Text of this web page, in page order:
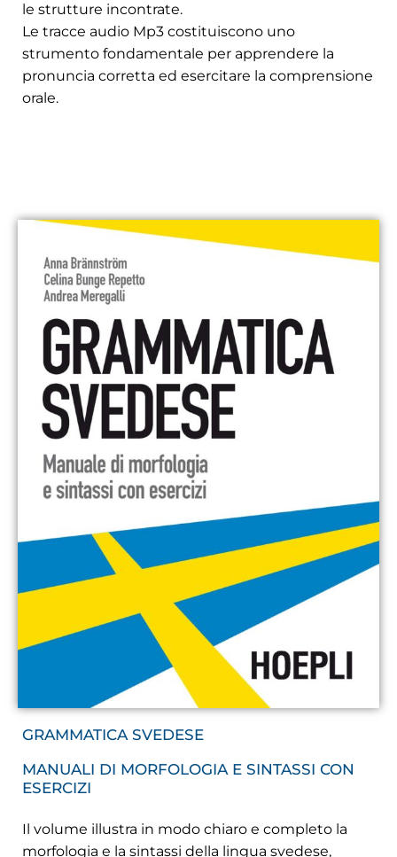
le strutture incontrate.
Le tracce audio Mp3 costituiscono uno
strumento fondamentale per apprendere la
pronuncia corretta ed esercitare la comprensione
orale.
GRAMMATICA SVEDESE
MANUALI DI MORFOLOGIA E SINTASSI CON
ESERCIZI
Il volume illustra in modo chiaro e completo la
morfologia e la sintassi della lingua svedese,